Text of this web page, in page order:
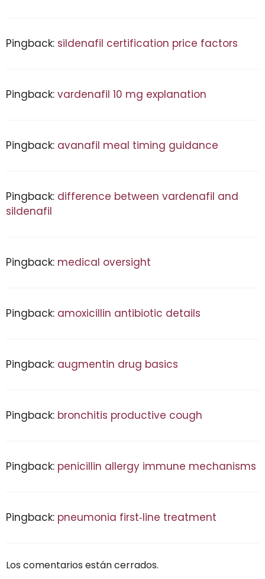
Pingback: sildenafil certification price factors
Pingback: vardenafil 10 mg explanation
Pingback: avanafil meal timing guidance
Pingback: difference between vardenafil and
sildenafil
Pingback: medical oversight
Pingback: amoxicillin antibiotic details
Pingback: augmentin drug basics
Pingback: bronchitis productive cough
Pingback: penicillin allergy immune mechanisms
Pingback: pneumonia first‑line treatment
Los comentarios están cerrados.